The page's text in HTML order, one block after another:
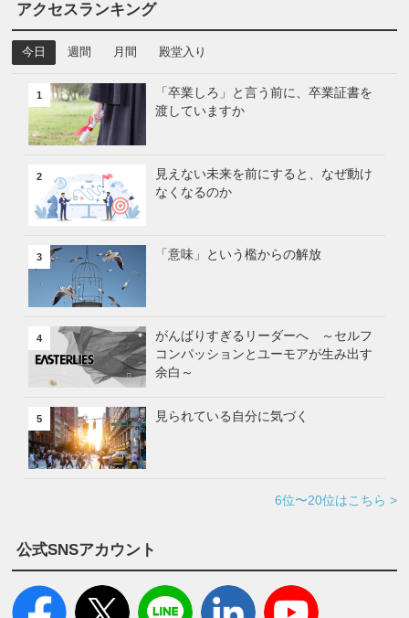
アクセスランキング
今日 週間 月間 殿堂入り
1
「卒業しろ」と言う前に、卒業証書を
渡していますか
2
見えない未来を前にすると、なぜ動け
なくなるのか
3 「意味」という檻からの解放
4
がんばりすぎるリーダーへ ～セルフ
コンパッションとユーモアが生み出す
余白～
5 見られている自分に気づく
6位〜20位はこちら >
公式SNSアカウント